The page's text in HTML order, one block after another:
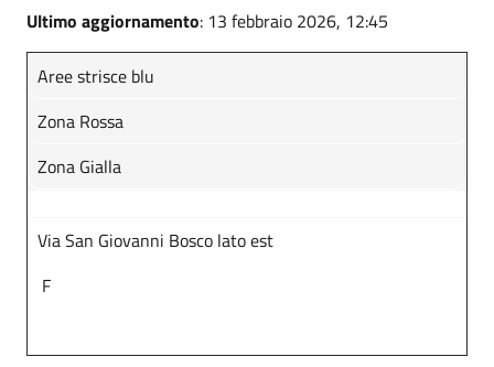
Ultimo aggiornamento: 13 febbraio 2026, 12:45
Aree strisce blu
Zona Rossa
Zona Gialla
Via San Giovanni Bosco lato est
F